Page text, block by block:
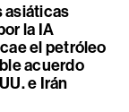
asiáticas
la IA
el petróleo
acuerdo
e Irán